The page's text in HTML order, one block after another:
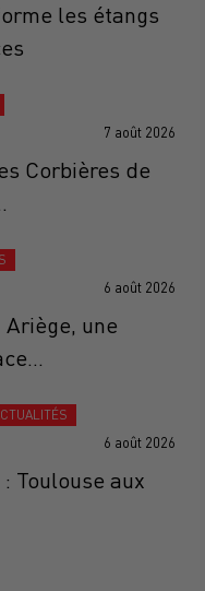
les étangs
7 août 2026
Corbières de
6 août 2026
une
6 août 2026
Toulouse aux